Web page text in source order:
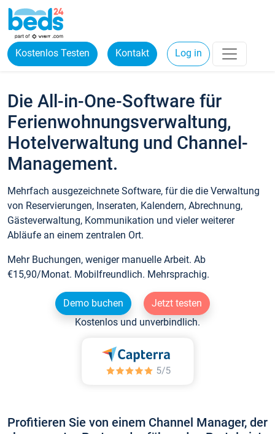
Kostenlos Testen Kontakt Log in
Die All-in-One-Software für
Ferienwohnungsverwaltung,
Hotelverwaltung und Channel-
Management.
Mehrfach ausgezeichnete Software, für die die Verwaltung
von Reservierungen, Inseraten, Kalendern, Abrechnung,
Gästeverwaltung, Kommunikation und vieler weiterer
Abläufe an einem zentralen Ort.
Mehr Buchungen, weniger manuelle Arbeit. Ab
€15,90/Monat. Mobilfreundlich. Mehrsprachig.
Demo buchen
Jetzt testen
Kostenlos und unverbindlich.
Profitieren Sie von einem Channel Manager, der